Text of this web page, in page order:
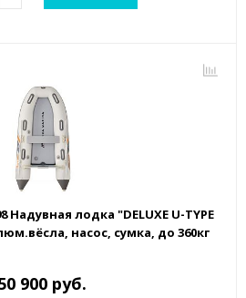
Надувная лодка "DELUXE U-TYPE
насос, сумка, до 360кг
900 руб.